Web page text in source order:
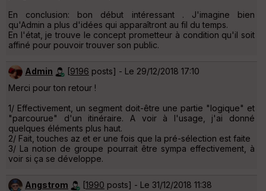
En conclusion: bon début intéressant . J'imagine bien
qu'Admin a plus d'idées qui apparaîtront au fil du temps.
En l'état, je trouve le concept prometteur à condition qu'il soit
affiné pour pouvoir trouver son public.
Admin [9196 posts] - Le 29/12/2018 17:10
Merci pour ton retour !
1/ Effectivement, un segment doit-être une partie "logique" et
"parcourue" d'un itinéraire. A voir à l'usage, j'ai donné
quelques éléments plus haut.
2/ Fait, touches az et er une fois que la pré-sélection est faite
3/ La notion de groupe pourrait être sympa effectivement, à
voir si ça se développe.
Angstrom [1990 posts] - Le 31/12/2018 11:38